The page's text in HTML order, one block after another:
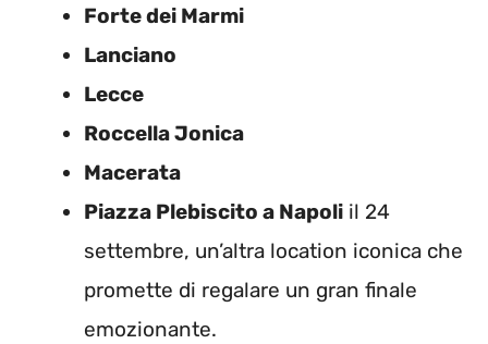
Forte dei Marmi
Lanciano
Lecce
Roccella Jonica
Macerata
Piazza Plebiscito a Napoli il 24
settembre, un’altra location iconica che
promette di regalare un gran finale
emozionante.